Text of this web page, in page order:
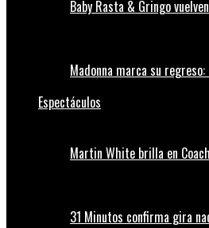
Baby Rasta & Gringo
Madonna marca su
Espectáculos
Martin White brilla en
31 Minutos confirma gira